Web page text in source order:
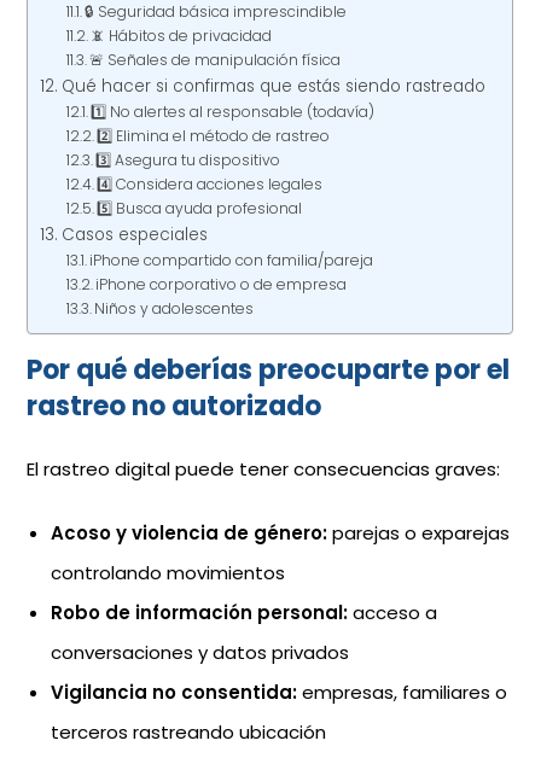
🔒 Seguridad básica imprescindible
📵 Hábitos de privacidad
🚨 Señales de manipulación física
Qué hacer si confirmas que estás siendo rastreado
1️⃣ No alertes al responsable (todavía)
2️⃣ Elimina el método de rastreo
3️⃣ Asegura tu dispositivo
4️⃣ Considera acciones legales
5️⃣ Busca ayuda profesional
Casos especiales
iPhone compartido con familia/pareja
iPhone corporativo o de empresa
Niños y adolescentes
Por qué deberías preocuparte por el
rastreo no autorizado
El rastreo digital puede tener consecuencias graves:
Acoso y violencia de género:parejas o exparejas
controlando movimientos
Robo de información personal:acceso a
conversaciones y datos privados
Vigilancia no consentida:empresas, familiares o
terceros rastreando ubicación